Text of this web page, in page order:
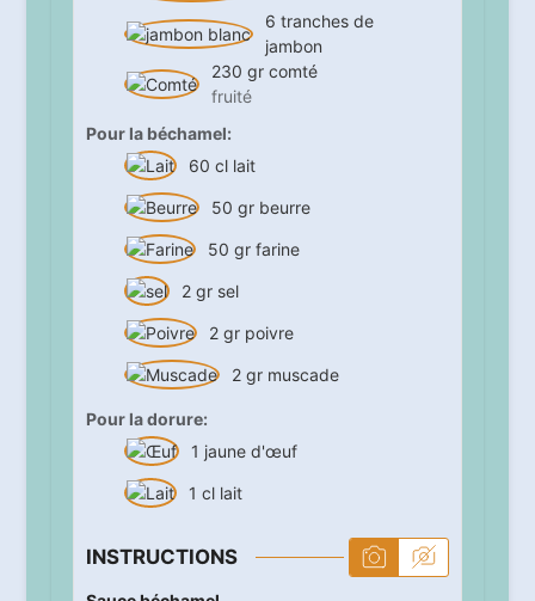
6 tranches de
jambon
230 gr comté
fruité
Pour la béchamel:
60 cl lait
50 gr beurre
50 gr farine
2 gr sel
2 gr poivre
2 gr muscade
Pour la dorure:
1 jaune d'œuf
1 cl lait
INSTRUCTIONS